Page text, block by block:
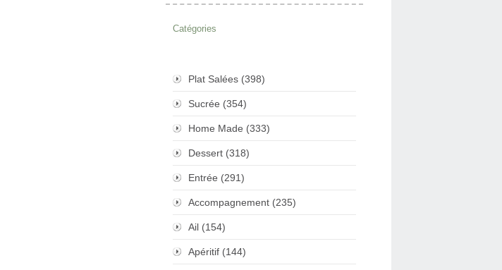
Catégories
Plat Salées (398)
Sucrée (354)
Home Made (333)
Dessert (318)
Entrée (291)
Accompagnement (235)
Ail (154)
Apéritif (144)